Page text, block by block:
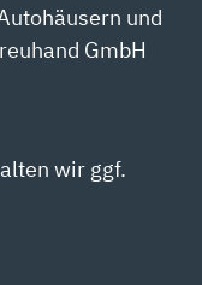
und
GmbH
wir ggf.